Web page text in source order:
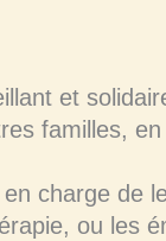
et
familles,
charge de
ou les